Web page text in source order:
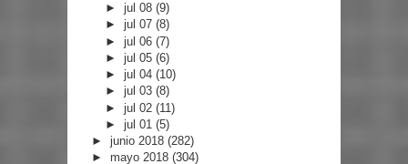
►jul 08(9)
►jul 07(8)
►jul 06(7)
►jul 05(6)
►jul 04(10)
►jul 03(8)
►jul 02(11)
►jul 01(5)
► junio 2018 (282)
► mayo 2018 (304)